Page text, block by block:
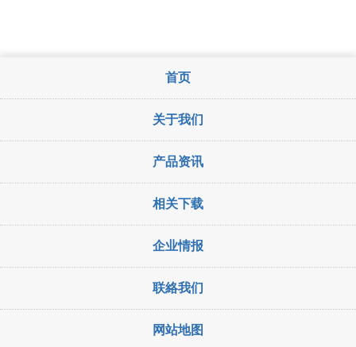
首页
关于我们
产品资讯
相关下载
企业情报
联絡我们
网站地图